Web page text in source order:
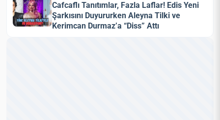
Cafcaflı Tanıtımlar, Fazla Laflar! Edis Yeni
Şarkısını Duyururken Aleyna Tilki ve
Kerimcan Durmaz’a “Diss” Attı